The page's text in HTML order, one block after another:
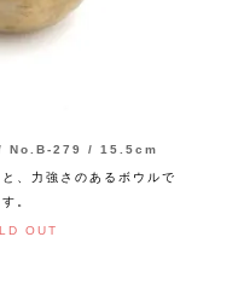
/ No.B-279 / 15.5cm
、力強さのあるボウルで
す。
OUT